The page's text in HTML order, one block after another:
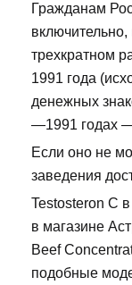
Гражданам
трехкратном
1991 года
денежных
—1991 годах
Если оно не
заведения
Testosteron C
в магазине
Beef
подобные